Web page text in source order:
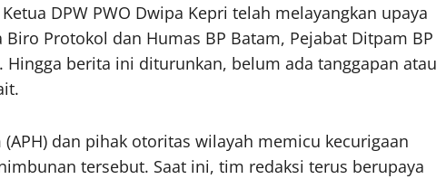
DPW PWO Dwipa Kepri telah melayangkan upaya
Protokol dan Humas BP Batam, Pejabat Ditpam BP
Hingga berita ini diturunkan, belum ada tanggapan atau
dan pihak otoritas wilayah memicu kecurigaan
tersebut. Saat ini, tim redaksi terus berupaya